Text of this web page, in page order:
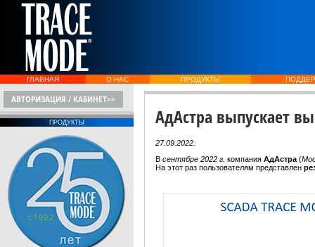
ГЛАВНАЯ О НАС ПРОДУКТЫ
АВТОРИЗАЦИЯ / КАБИНЕТ>>
ПРОДУКТЫ АдАстра выпускает
27.09.2022.
В сентябре 2022 г. компания АдАстра (
На этот раз пользователям представлен